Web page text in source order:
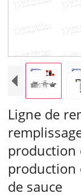
Ligne de
production
production
de sauce